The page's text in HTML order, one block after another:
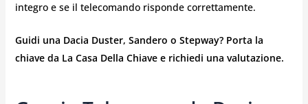
integro e se il telecomando risponde correttamente.
Guidi una Dacia Duster, Sandero o Stepway? Porta la
chiave da La Casa Della Chiave e richiedi una valutazione.